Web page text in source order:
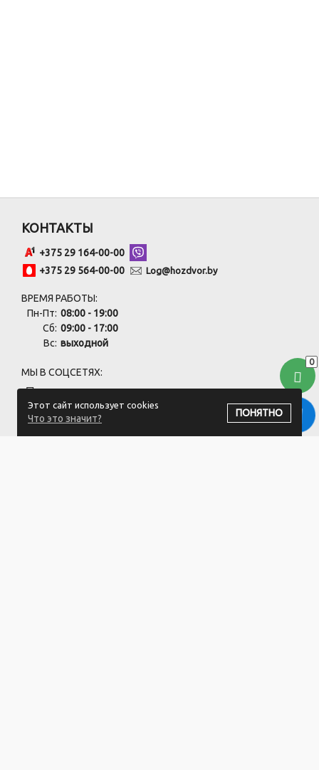
0
Этот сайт использует cookies
Что это значит?
ПОНЯТНО
КОНТАКТЫ
+375 29 164-00-00
+375 29 564-00-00
Log@hozdvor.by
ВРЕМЯ РАБОТЫ:
Пн-Пт: 08:00 - 19:00
Сб: 09:00 - 17:00
Вс: выходной
МЫ В СОЦСЕТЯХ:
ПОДПИСАТЬСЯ НА РАССЫЛКУ